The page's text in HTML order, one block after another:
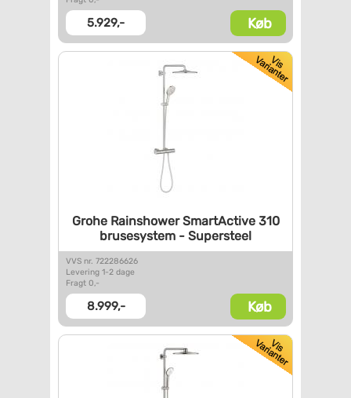
5.929,- Køb
Grohe Rainshower SmartActive310
brusesystem - Supersteel
VVS nr. 722286626
Levering 1-2 dage
Fragt 0,-
8.999,- Køb